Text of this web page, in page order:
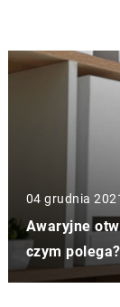
04 grudnia
Awaryjne
czym polega?